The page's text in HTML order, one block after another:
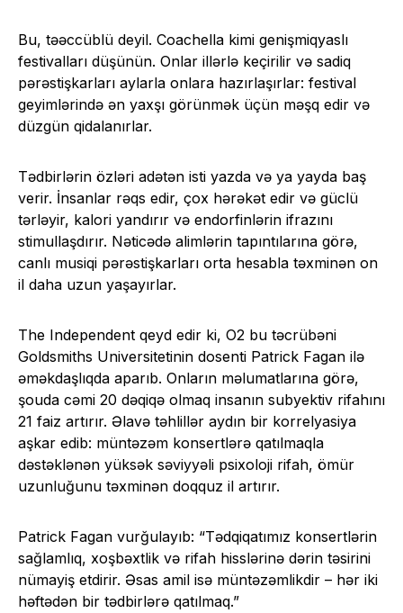
Bu, təəccüblü deyil. Coachella kimi genişmiqyaslı
festivalları düşünün. Onlar illərlə keçirilir və sadiq
pərəstişkarları aylarla onlara hazırlaşırlar: festival
geyimlərində ən yaxşı görünmək üçün məşq edir və
düzgün qidalanırlar.
Tədbirlərin özləri adətən isti yazda və ya yayda baş
verir. İnsanlar rəqs edir, çox hərəkət edir və güclü
tərləyir, kalori yandırır və endorfinlərin ifrazını
stimullaşdırır. Nəticədə alimlərin tapıntılarına görə,
canlı musiqi pərəstişkarları orta hesabla təxminən on
il daha uzun yaşayırlar.
The Independent qeyd edir ki, O2 bu təcrübəni
Goldsmiths Universitetinin dosenti Patrick Fagan ilə
əməkdaşlıqda aparıb. Onların məlumatlarına görə,
şouda cəmi 20 dəqiqə olmaq insanın subyektiv rifahını
21 faiz artırır. Əlavə təhlillər aydın bir korrelyasiya
aşkar edib: müntəzəm konsertlərə qatılmaqla
dəstəklənən yüksək səviyyəli psixoloji rifah, ömür
uzunluğunu təxminən doqquz il artırır.
Patrick Fagan vurğulayıb: “Tədqiqatımız konsertlərin
sağlamlıq, xoşbəxtlik və rifah hisslərinə dərin təsirini
nümayiş etdirir. Əsas amil isə müntəzəmlikdir – hər iki
həftədən bir tədbirlərə qatılmaq.”